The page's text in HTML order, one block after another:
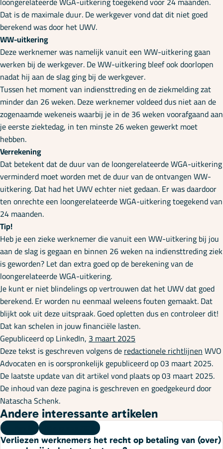
Dat is de maximale duur. De werkgever vond dat dit niet goed
berekend was door het UWV.
WW-uitkering
Deze werknemer was namelijk vanuit een WW-uitkering gaan
werken bij de werkgever. De WW-uitkering bleef ook doorlopen
nadat hij aan de slag ging bij de werkgever.
Tussen het moment van indiensttreding en de ziekmelding zat
minder dan 26 weken. Deze werknemer voldeed dus niet aan de
zogenaamde wekeneis waarbij je in de 36 weken voorafgaand aan
je eerste ziektedag, in ten minste 26 weken gewerkt moet
hebben.
Verrekening
Dat betekent dat de duur van de loongerelateerde WGA-uitkering
verminderd moet worden met de duur van de ontvangen WW-
uitkering. Dat had het UWV echter niet gedaan. Er was daardoor
ten onrechte een loongerelateerde WGA-uitkering toegekend van
24 maanden.
Tip!
Heb je een zieke werknemer die vanuit een WW-uitkering bij jou
aan de slag is gegaan en binnen 26 weken na indiensttreding ziek
is geworden? Let dan extra goed op de berekening van de
loongerelateerde WGA-uitkering.
Je kunt er niet blindelings op vertrouwen dat het UWV dat goed
berekend. Er worden nu eenmaal weleens fouten gemaakt. Dat
blijkt ook uit deze uitspraak. Goed opletten dus en controleer dit!
Dat kan schelen in jouw financiële lasten.
Gepubliceerd op LinkedIn,3 maart 2025
Deze tekst is geschreven volgens deredactionele richtlijnenWVO
Advocaten en is oorspronkelijk gepubliceerd op 03 maart 2025.
De laatste update van dit artikel vond plaats op 03 maart 2025.
De inhoud van deze pagina is geschreven en goedgekeurd door
Natascha Schenk.
Andere interessante artikelen
Verliezen werknemers het recht op betaling van (over)